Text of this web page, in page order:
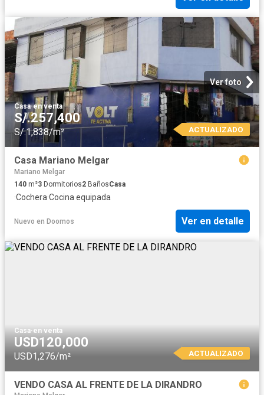
Ver foto
Casa·en venta
S/.257,400
S/.1,838/m² ACTUALIZADO
Casa Mariano Melgar
Mariano Melgar
140 m²3 Dormitorios2 BañosCasa
·Cochera·Cocina equipada
Nuevo en Doomos Ver en detalle
Casa·en venta
USD120,000
USD1,276/m² ACTUALIZADO
VENDO CASA AL FRENTE DE LA DIRANDRO